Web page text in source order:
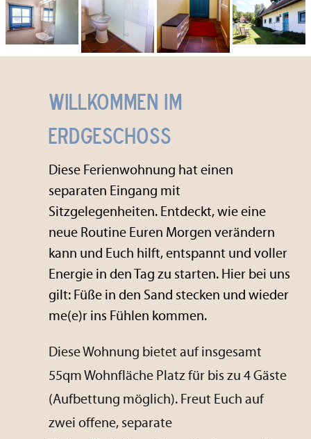
Willkommen im
Erdgeschoss
Diese Ferienwohnung hat einen
separaten Eingang mit
Sitzgelegenheiten. Entdeckt, wie eine
neue Routine Euren Morgen verändern
kann und Euch hilft, entspannt und voller
Energie in den Tag zu starten. Hier bei uns
gilt: Füße in den Sand stecken und wieder
me(e)r ins Fühlen kommen.
Diese Wohnung bietet auf insgesamt
55qm Wohnfläche Platz für bis zu 4 Gäste
(Aufbettung möglich). Freut Euch auf
zwei offene, separate